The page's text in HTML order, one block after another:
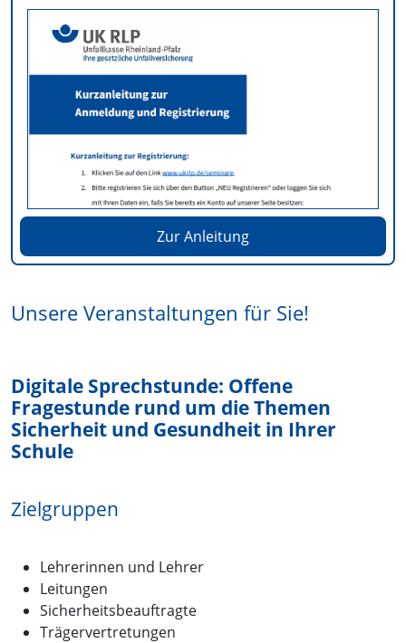
Zur Anleitung
Unsere Veranstaltungen für Sie!
Digitale Sprechstunde: Offene
Fragestunde rund um die Themen
Sicherheit und Gesundheit in Ihrer
Schule
Zielgruppen
Lehrerinnen und Lehrer
Leitungen
Sicherheitsbeauftragte
Trägervertretungen